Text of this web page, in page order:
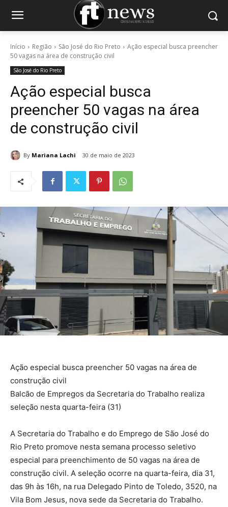
Início Região São José do Rio Preto
Ação especial busca preencher
50 vagas na área de construção civil
São José do Rio Preto
Ação especial busca
preencher 50 vagas na área
de construção civil
By Mariana Lachi 30 de maio de 2023
Ação especial busca preencher 50 vagas na área de
construção civil
Balcão de Empregos da Secretaria do Trabalho realiza
seleção nesta quarta-feira (31)
A Secretaria do Trabalho e do Emprego de São José do
Rio Preto promove nesta semana processo seletivo
especial para preenchimento de 50 vagas na área de
construção civil. A seleção ocorre na quarta-feira, dia 31,
das 9h às 16h, na rua Delegado Pinto de Toledo, 3520, na
Vila Bom Jesus, nova sede da Secretaria do Trabalho.